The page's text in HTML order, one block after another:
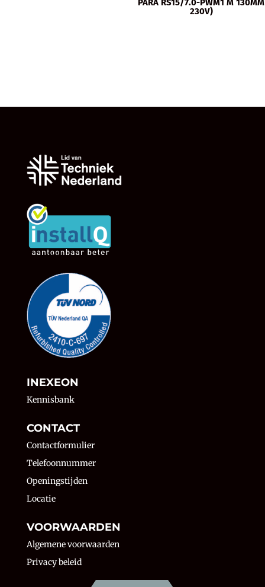
PARA RS15/7.0-PWM1 M 130MM
230V)
INEXEON
Kennisbank
CONTACT
Contactformulier
Telefoonnummer
Openingstijden
Locatie
VOORWAARDEN
Algemene voorwaarden
Privacy beleid